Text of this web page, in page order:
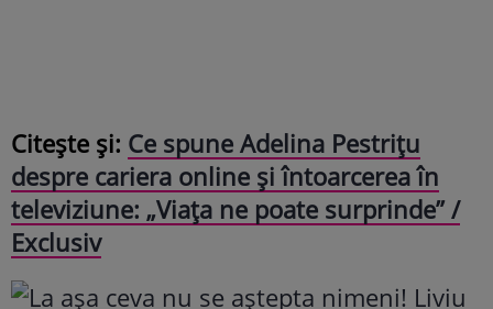
Citește și: Ce spune Adelina Pestrițu
despre cariera online și întoarcerea în
televiziune: „Viața ne poate surprinde” /
Exclusiv